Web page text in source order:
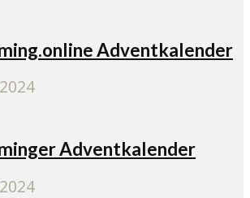
Adventkalender
Adventkalender